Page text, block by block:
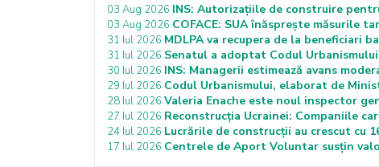
03 Aug 2026 INS: Autorizațiile de construire
03 Aug 2026 COFACE: SUA înăsprește măsurile
31 Iul 2026 MDLPA va recupera de la beneficiari
31 Iul 2026 Senatul a adoptat Codul
30 Iul 2026 INS: Managerii estimează avans
29 Iul 2026 Codul Urbanismului, elaborat de
28 Iul 2026 Valeria Enache este noul inspector
27 Iul 2026 Reconstrucția Ucrainei: Companiile
24 Iul 2026 Lucrările de construcții au crescut cu
17 Iul 2026 Centrele de Aport Voluntar susțin